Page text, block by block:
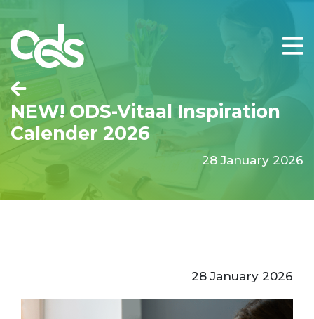
NEW! ODS-Vitaal Inspiration
Calender 2026
28 January 2026
28 January 2026